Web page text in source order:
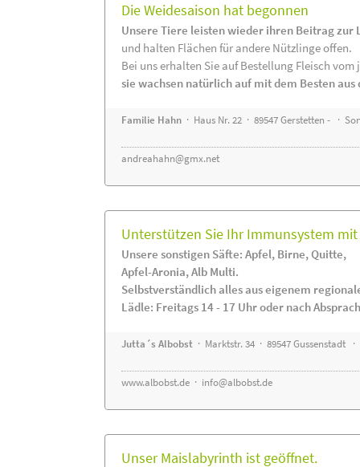
Die Weidesaison hat begonnen
Unsere Tiere leisten wieder ihren Beitrag zur
und halten Flächen für andere Nützlinge offen.
Bei uns erhalten Sie auf Bestellung Fleisch
sie wachsen natürlich auf mit dem Besten aus
Familie Hahn · Haus Nr. 22 · 89547 Gerstetten - ·
andreahahn@gmx.net
Unterstützen Sie Ihr Immunsystem
Unsere sonstigen Säfte: Apfel, Birne, Quitte,
Apfel-Aronia, Alb Multi.
Selbstverständlich alles aus eigenem
Lädle: Freitags 14 - 17 Uhr oder nach
Jutta´s Albobst · Marktstr. 34 · 89547 Gussenstadt ·
www.albobst.de · info@albobst.de
Unser Maislabyrinth ist geöffnet.